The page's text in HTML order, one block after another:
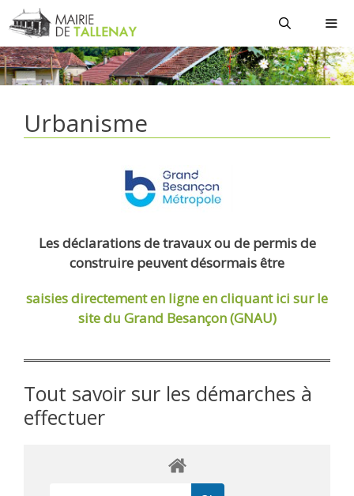
Aller
au
contenu
Urbanisme
Les déclarations de travaux ou de permis de
construire peuvent désormais être
saisies directement en ligneen cliquant ici sur le
site du Grand Besançon (GNAU)
Tout savoir sur les démarches à
effectuer